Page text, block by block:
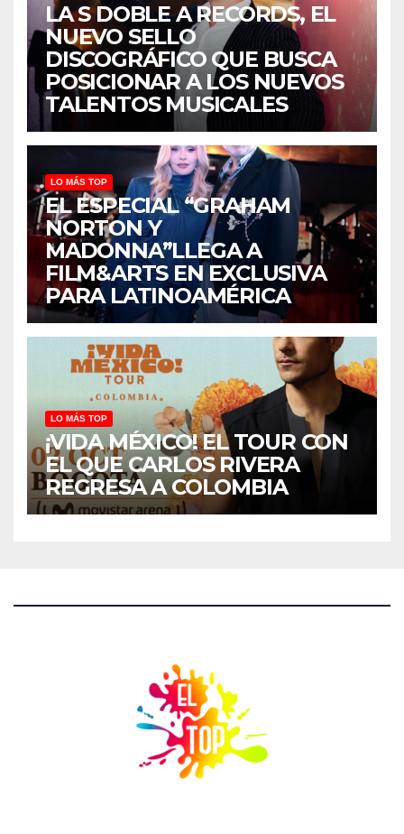
LA S DOBLE A RECORDS, EL
NUEVO SELLO
DISCOGRÁFICO QUE BUSCA
POSICIONAR A LOS NUEVOS
TALENTOS MUSICALES
LO MÁS TOP
EL ESPECIAL “GRAHAM
NORTON Y
MADONNA”LLEGA A
FILM&ARTS EN EXCLUSIVA
PARA LATINOAMÉRICA
LO MÁS TOP
¡VIDA MÉXICO! EL TOUR CON
EL QUE CARLOS RIVERA
REGRESA A COLOMBIA